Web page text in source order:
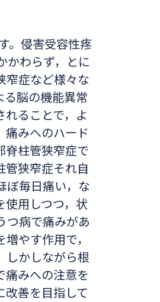
。侵害受容性疼
かわらず，とに
窄症など様々な
脳の機能異常
ることで，よ
痛みへのハード
脊柱管狭窄症で
管狭窄症それ自
ぼ毎日痛い，な
使用しつつ，状
つ病で痛みがあ
やす作用で，
しかしながら根
痛みへの注意を
善を目指して